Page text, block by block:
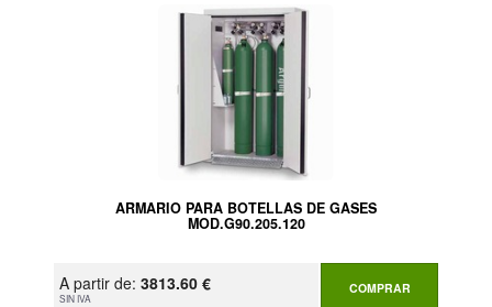
ARMARIO PARA BOTELLAS DE GASES
MOD.G90.205.120
A partir de: 3813.60 €
SIN IVA
COMPRAR